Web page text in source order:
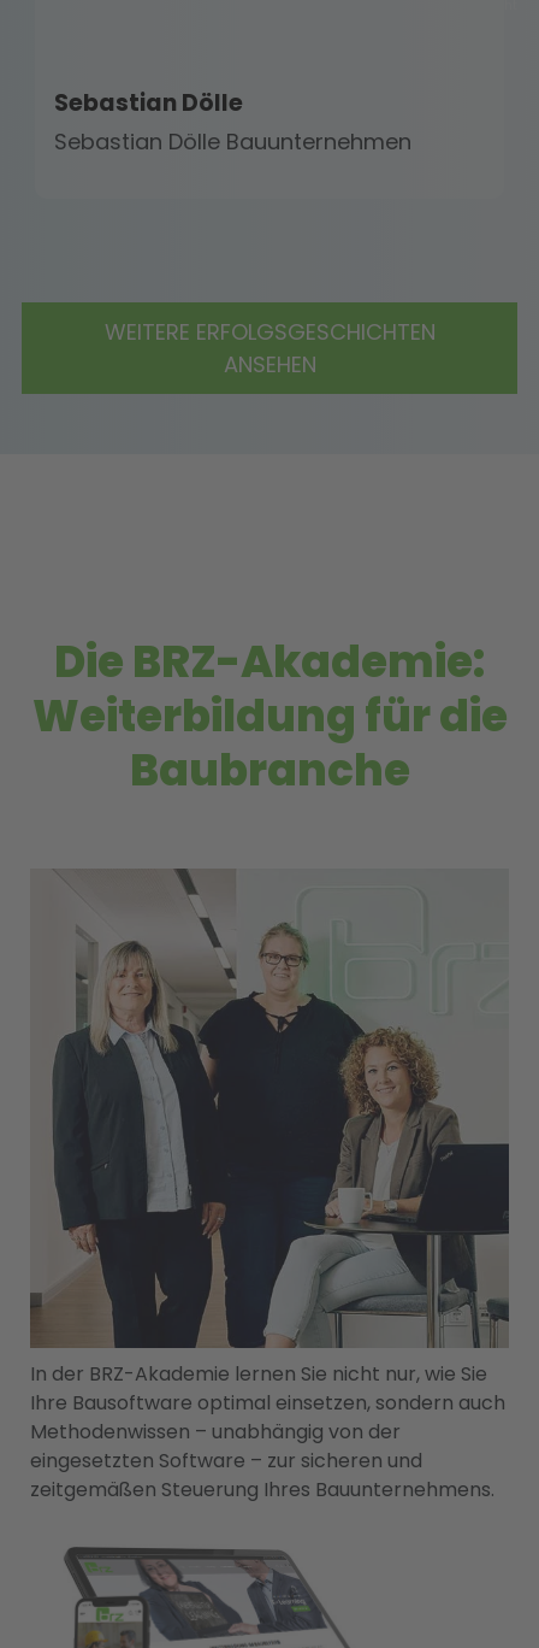
Sebastian Dölle
Sebastian Dölle Bauunternehmen
WEITERE ERFOLGSGESCHICHTEN
ANSEHEN
Die BRZ-Akademie:
Weiterbildung für die
Baubranche
In der BRZ-Akademie lernen Sie nicht nur, wie Sie
Ihre Bausoftware optimal einsetzen, sondern auch
Methodenwissen – unabhängig von der
eingesetzten Software – zur sicheren und
zeitgemäßen Steuerung Ihres Bauunternehmens.